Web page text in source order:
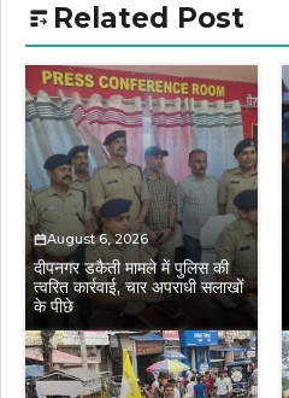
Related Post
August 6, 2026
दीपनगर डकैती मामले में पुलिस की
त्वरित कार्रवाई, चार अपराधी सलाखों
के पीछे